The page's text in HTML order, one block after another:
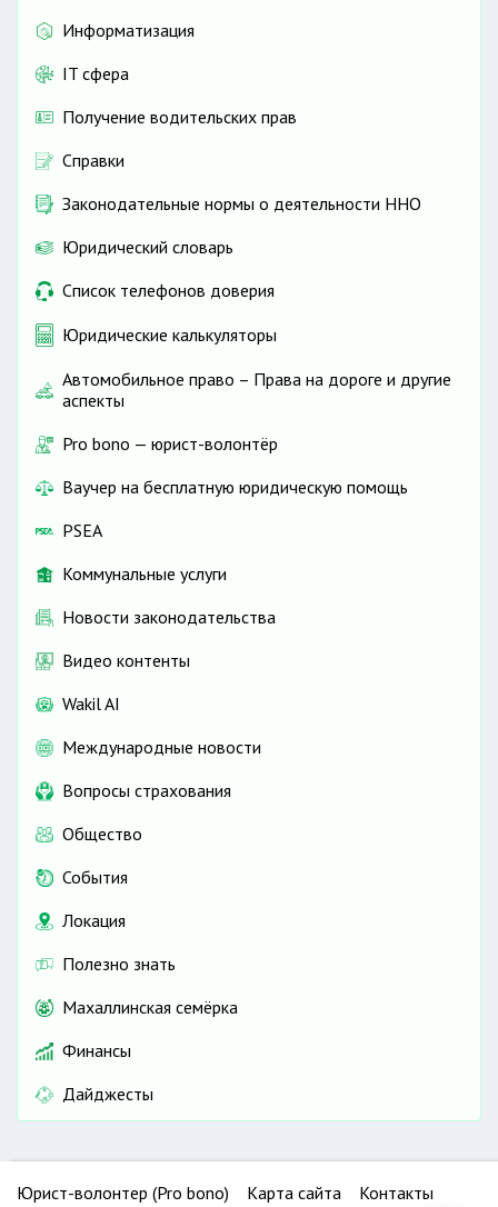
Информатизация
IT сфера
Получение водительских прав
Справки
Законодательные нормы о деятельности ННО
Юридический словарь
Список телефонов доверия
Юридические калькуляторы
Автомобильное право – Права на дороге и другие
аспекты
Pro bono — юрист-волонтёр
Ваучер на бесплатную юридическую помощь
PSEA
Коммунальные услуги
Новости законодательства
Видео контенты
Wakil AI
Международные новости
Вопросы страхования
Общество
События
Локация
Полезно знать
Махаллинская семёрка
Финансы
Дайджесты
Юрист-волонтер (Pro bono) Карта сайта Контакты